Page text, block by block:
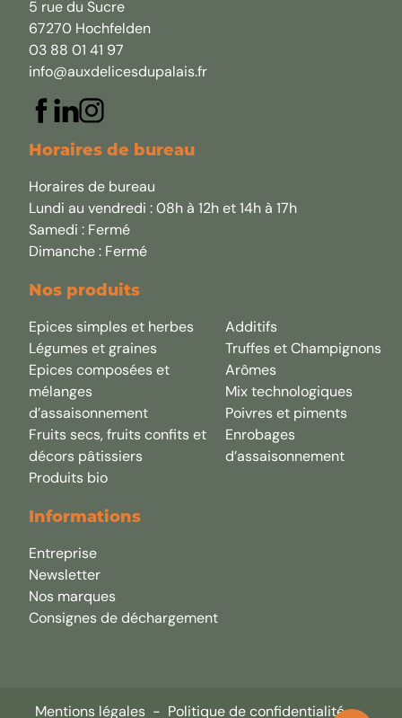
5 rue du Sucre
67270 Hochfelden
03 88 01 41 97
info@auxdelicesdupalais.fr
Horaires de bureau
Horaires de bureau
Lundi au vendredi : 08h à 12h et 14h à 17h
Samedi : Fermé
Dimanche : Fermé
Nos produits
Epices simples et herbes
Légumes et graines
Epices composées et
mélanges
d’assaisonnement
Fruits secs, fruits confits et
décors pâtissiers
Produits bio
Additifs
Truffes et Champignons
Arômes
Mix technologiques
Poivres et piments
Enrobages
d’assaisonnement
Informations
Entreprise
Newsletter
Nos marques
Consignes de déchargement
Mentions légales - Politique de confidentialité -